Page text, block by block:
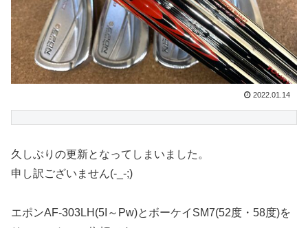
2022.01.14
久しぶりの更新となってしまいました。
申し訳ございません(-_-;)
エポンAF-303LH(5I～Pw)とボーケイSM7(52度・58度)を